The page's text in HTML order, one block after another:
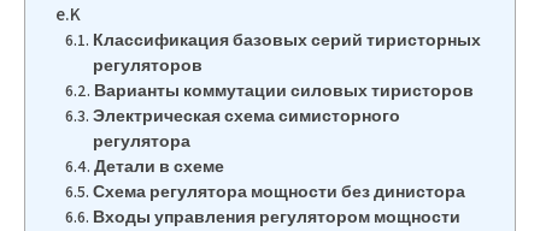
e.K
Классификация базовых серий тиристорных
регуляторов
Варианты коммутации силовых тиристоров
Электрическая схема симисторного
регулятора
Детали в схеме
Схема регулятора мощности без динистора
Входы управления регулятором мощности